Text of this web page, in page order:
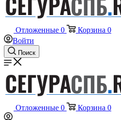
Отложенные 0 Корзина 0
Войти
Поиск
Отложенные 0 Корзина 0